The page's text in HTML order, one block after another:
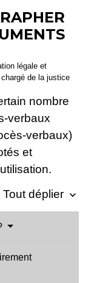
légale et
de la justice
nombre
verbaux
verbaux)
et
Tout déplier keyboard_arrow_down